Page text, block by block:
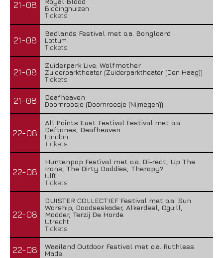
21-08
Biddinghuizen
Tickets
21-08
Badlands Festival met o.a. Bongloard
Lottum
Tickets
21-08
Zuiderpark Live: Wolfmother
Zuiderparktheater (Zuiderparktheater (Den Haag))
Tickets
21-08
Deafheaven
Doornroosje (Doornroosje (Nijmegen))
22-08
All Points East Festival Festival met o.a.
Deftones, Deafheaven
London
Tickets
22-08
Huntenpop Festival met o.a. Di-rect, Up The
Irons, The Dirty Daddies, Therapy?
Ulft
Tickets
22-08
DUISTER COLLECTIEF Festival met o.a. Sun
Worship, Doodseskader, Alkerdeel, Ggu:ll,
Modder, Terzij De Horde
Utrecht
Tickets
22-08
Waailand Outdoor Festival met o.a. Ruthless
Made